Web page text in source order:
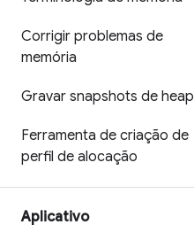
Corrigir problemas de
memória
Gravar snapshots de heap
Ferramenta de criação de
perfil de alocação
Aplicativo